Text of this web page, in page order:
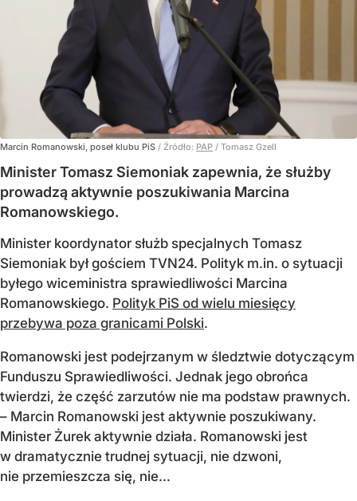
Marcin Romanowski, poseł klubu PiS / Źródło: PAP / Tomasz Gzell
Minister Tomasz Siemoniak zapewnia, że służby
prowadzą aktywnie poszukiwania Marcina
Romanowskiego.
Minister koordynator służb specjalnych Tomasz
Siemoniak był gościem TVN24. Polityk m.in. o sytuacji
byłego wiceministra sprawiedliwości Marcina
Romanowskiego. Polityk PiS od wielu miesięcy
przebywa poza granicami Polski.
Romanowski jest podejrzanym w śledztwie dotyczącym
Funduszu Sprawiedliwości. Jednak jego obrońca
twierdzi, że część zarzutów nie ma podstaw prawnych.
– Marcin Romanowski jest aktywnie poszukiwany.
Minister Żurek aktywnie działa. Romanowski jest
w dramatycznie trudnej sytuacji, nie dzwoni,
nie przemieszcza się, nie...